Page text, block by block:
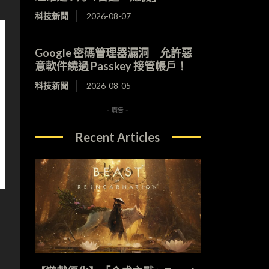
科技新聞 2026-08-07
Google 密碼管理器漏洞 允許惡
意軟件繞過 Passkey 接管帳戶！
科技新聞 2026-08-05
- 廣告 -
Recent Articles